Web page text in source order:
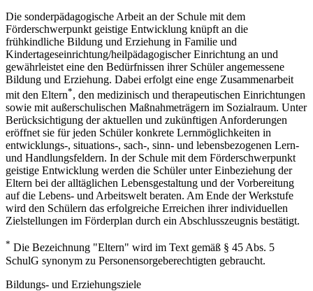
Die sonderpädagogische Arbeit an der Schule mit dem
Förderschwerpunkt geistige Entwicklung knüpft an die
frühkindliche Bildung und Erziehung in Familie und
Kindertageseinrichtung/heilpädagogischer Einrichtung an und
gewährleistet eine den Bedürfnissen ihrer Schüler angemessene
Bildung und Erziehung. Dabei erfolgt eine enge Zusammenarbeit
mit den Eltern*, den medizinisch und therapeutischen Einrichtungen
sowie mit außerschulischen Maßnahmeträgern im Sozialraum. Unter
Berücksichtigung der aktuellen und zukünftigen Anforderungen
eröffnet sie für jeden Schüler konkrete Lernmöglichkeiten in
entwicklungs-, situations-, sach-, sinn- und lebensbezogenen Lern-
und Handlungsfeldern. In der Schule mit dem Förderschwerpunkt
geistige Entwicklung werden die Schüler unter Einbeziehung der
Eltern bei der alltäglichen Lebensgestaltung und der Vorbereitung
auf die Lebens- und Arbeitswelt beraten. Am Ende der Werkstufe
wird den Schülern das erfolgreiche Erreichen ihrer individuellen
Zielstellungen im Förderplan durch ein Abschlusszeugnis bestätigt.
* Die Bezeichnung "Eltern" wird im Text gemäß § 45 Abs. 5
SchulG synonym zu Personensorgeberechtigten gebraucht.
Bildungs- und Erziehungsziele